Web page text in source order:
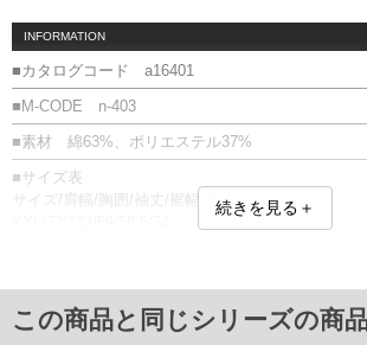
INFORMATION
■カタログコード a16401
■M-CODE n-403
■素材 綿63%、ポリエステル37%
■サイズ表
サイズ/肩幅/胸囲/袖丈/裾幅/着丈
返品交換希望の方は、商品到着後1週間以内にご連絡ください
続きを見る＋
この商品と同じシリーズの商